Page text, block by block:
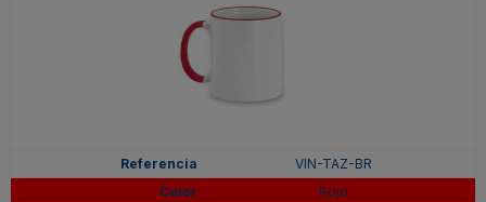
VIN-TAZ-BR
Rojo